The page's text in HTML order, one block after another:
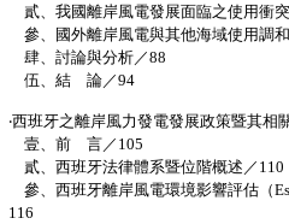
貳、我國離岸風電發展面臨之使用衝
參、國外離岸風電與其他海域使用調
肆、討論與分析／88
伍、結 論／94
‧西班牙之離岸風力發電發展政策暨其
壹、前 言／105
貳、西班牙法律體系暨位階概述／110
參、西班牙離岸風電環境影響評估（
116